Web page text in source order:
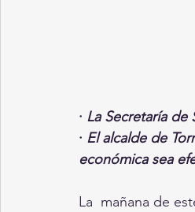
· La Secretaría de
· El alcalde de
económica sea
La  mañana de